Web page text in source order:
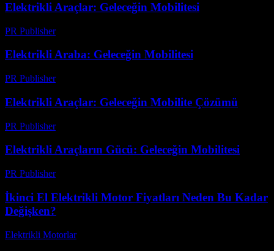
Elektrikli Araçlar: Geleceğin Mobilitesi
PR Publisher-
Elektrikli Araba: Geleceğin Mobilitesi
PR Publisher-
Elektrikli Araçlar: Geleceğin Mobilite Çözümü
PR Publisher-
Elektrikli Araçların Gücü: Geleceğin Mobilitesi
PR Publisher-
İkinci El Elektrikli Motor Fiyatları Neden Bu Kadar
Değişken?
Elektrikli Motorlar-